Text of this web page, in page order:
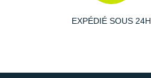
EXPÉDIÉ SOUS 24H